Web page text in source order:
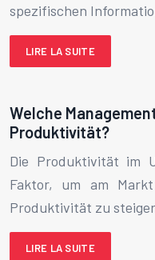
spezifischen
LIRE LA SUITE
Welche
Produktivität?
Die Produktivität im
Faktor, um am
Produktivität zu
LIRE LA SUITE